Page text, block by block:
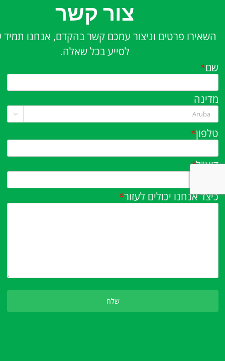
צור קשר
השאירו פרטים וניצור עמכם קשר בהקדם, אנחנו
לסייע בכל שאלה.
דוא"ל*
טלפון*
מדינה

שם*
כיצד אנחנו יכולים לעזור*